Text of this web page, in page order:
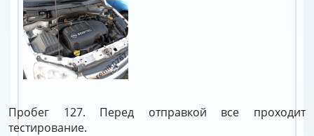
Пробег 127. Перед отправкой все проходит
тестирование.